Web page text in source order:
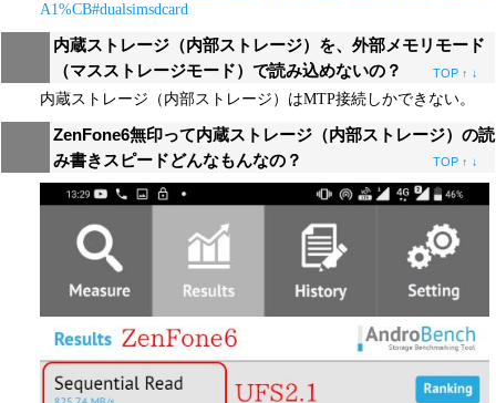
A1%CB#dualsimsdcard
内蔵ストレージ（内部ストレージ）を、外部メモリモード
（マスストレージモード）で読み込めないの？
TOP ↑ ↓
内蔵ストレージ（内部ストレージ）はMTP接続しかできない。
ZenFone6無印って内蔵ストレージ（内部ストレージ）の読
み書きスピードどんなもんなの？
TOP ↑ ↓